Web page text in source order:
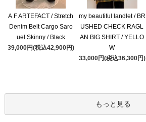
A.F ARTEFACT / Stretch
Denim Belt Cargo Saro
uel Skinny / Black
39,000円(税込42,900円)
my beautiful landlet / BR
USHED CHECK RAGL
AN BIG SHIRT / YELLO
W
33,000円(税込36,300円)
もっと見る